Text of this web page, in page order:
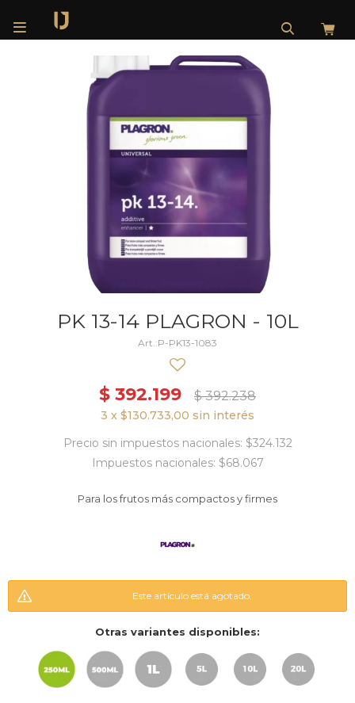

PK 13-14 PLAGRON - 10L
P-PK13-1083
$ 392.199 $ 392.238
3 x $130.733,00 sin interés
Precio sin impuestos nacionales: $324.132
Impuestos nacionales: $68.067
Para los frutos más compactos y firmes
Este artículo está agotado.
Otras variantes disponibles: